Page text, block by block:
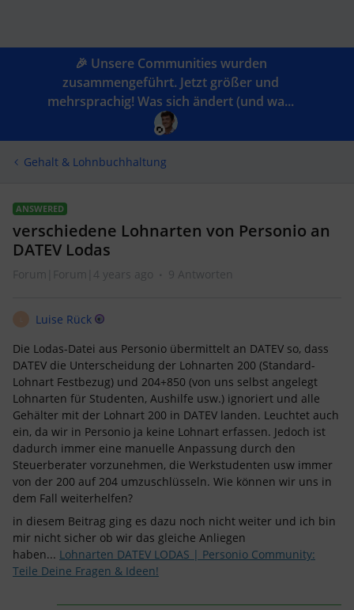
🎉 Unsere Communities wurden
zusammengeführt. Jetzt größer und
mehrsprachig! Was sich ändert (und wa...
Gehalt & Lohnbuchhaltung
ANSWERED
verschiedene Lohnarten von Personio an
DATEV Lodas
Forum|Forum|4 years ago 9 Antworten
Luise Rück
Die Lodas-Datei aus Personio übermittelt an DATEV so, dass
DATEV die Unterscheidung der Lohnarten 200 (Standard-
Lohnart Festbezug) und 204+850 (von uns selbst angelegt
Lohnarten für Studenten, Aushilfe usw.) ignoriert und alle
Gehälter mit der Lohnart 200 in DATEV landen. Leuchtet auch
ein, da wir in Personio ja keine Lohnart erfassen. Jedoch ist
dadurch immer eine manuelle Anpassung durch den
Steuerberater vorzunehmen, die Werkstudenten usw immer
von der 200 auf 204 umzuschlüsseln. Wie können wir uns in
dem Fall weiterhelfen?
in diesem Beitrag ging es dazu noch nicht weiter und ich bin
mir nicht sicher ob wir das gleiche Anliegen
haben... Lohnarten DATEV LODAS | Personio Community:
Teile Deine Fragen & Ideen!